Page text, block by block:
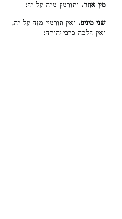
מין אחד. ותורמין מזה על זה:
שני מינים. ואין תורמין מזה על זה,
ואין הלכה כרבי יהודה: